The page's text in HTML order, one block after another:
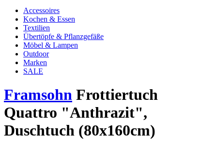
Accessoires
Kochen & Essen
Textilien
Übertöpfe & Pflanzgefäße
Möbel & Lampen
Outdoor
Marken
SALE
Framsohn Frottiertuch
Quattro "Anthrazit",
Duschtuch (80x160cm)